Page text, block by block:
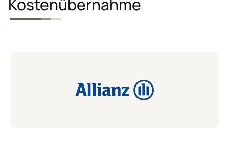
Kostenübernahme